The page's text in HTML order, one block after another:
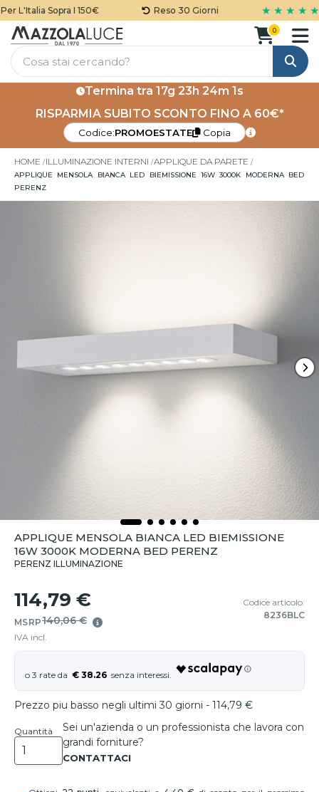
L'Italia Sopra I 150€ Reso 30 Giorni ★ ★ ★ ★ ★
Cerca
0
Termina tra 17g 23h 24m 1s
RISPARMIA SUBITO SCONTO FINO A 60€*
Codice:PROMOESTATE Copia
HOME ILLUMINAZIONE INTERNI APPLIQUE DA PARETE
APPLIQUE MENSOLA BIANCA LED BIEMISSIONE 16W 3000K MODERNA BED
PERENZ
APPLIQUE MENSOLA BIANCA LED BIEMISSIONE
16W 3000K MODERNA BED PERENZ
PERENZ ILLUMINAZIONE
114,79 €
MSRP140,06 €
IVA incl.
Codice articolo:
8236BLC
€ 38.26
Prezzo piu basso negli ultimi 30 giorni - 114,79 €
Quantità
Sei un'azienda o un professionista che lavora con
grandi forniture?